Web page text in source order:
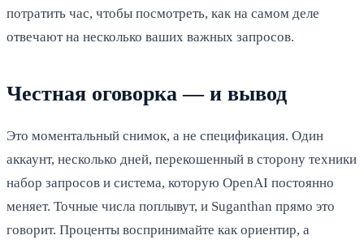
потратить час, чтобы посмотреть, как на самом деле
отвечают на несколько ваших важных запросов.
Честная оговорка — и вывод
Это моментальный снимок, а не спецификация. Один
аккаунт, несколько дней, перекошенный в сторону техники
набор запросов и система, которую OpenAI постоянно
меняет. Точные числа поплывут, и Suganthan прямо это
говорит. Проценты воспринимайте как ориентир, а